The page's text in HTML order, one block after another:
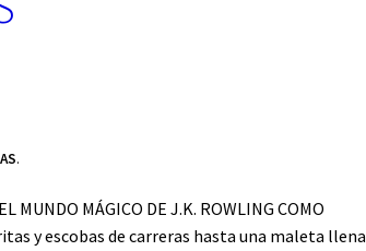
.
MUNDO MÁGICO DE J.K. ROWLING COMO
y escobas de carreras hasta una maleta llena